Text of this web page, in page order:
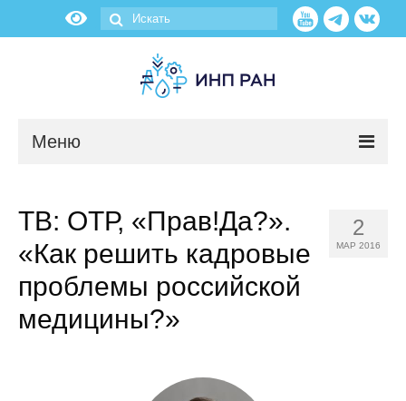
Меню
Об институте
Научные подразделения
2
МАР 2016
ТВ: ОТР, «Прав!Да?».
«Как решить кадровые
проблемы российской
медицины?»